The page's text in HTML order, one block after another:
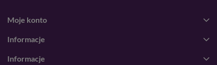
Moje konto
Informacje
Informacje